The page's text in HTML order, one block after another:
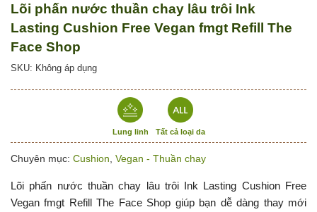
Lõi phấn nước thuần chay lâu trôi Ink
Lasting Cushion Free Vegan fmgt Refill The
Face Shop
SKU: Không áp dụng
Lung linh Tất cả loại da
Chuyên mục: Cushion Vegan - Thuần chay
Lõi phấn nước thuần chay lâu trôi Ink Lasting Cushion Free
Vegan fmgt Refill The Face Shop giúp bạn dễ dàng thay mới